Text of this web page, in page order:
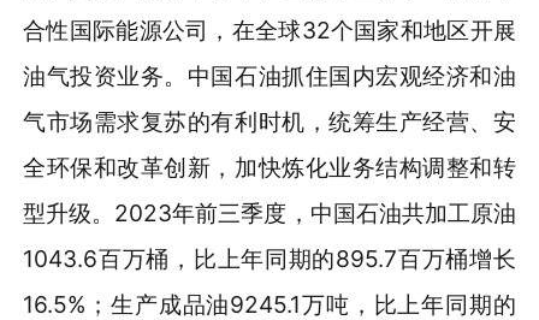
合性国际能源公司，在全球32个国家和地区开展
油气投资业务。中国石油抓住国内宏观经济和油
气市场需求复苏的有利时机，统筹生产经营、安
全环保和改革创新，加快炼化业务结构调整和转
型升级。2023年前三季度，中国石油共加工原油
1043.6百万桶，比上年同期的895.7百万桶增长
16.5%；生产成品油9245.1万吨，比上年同期的